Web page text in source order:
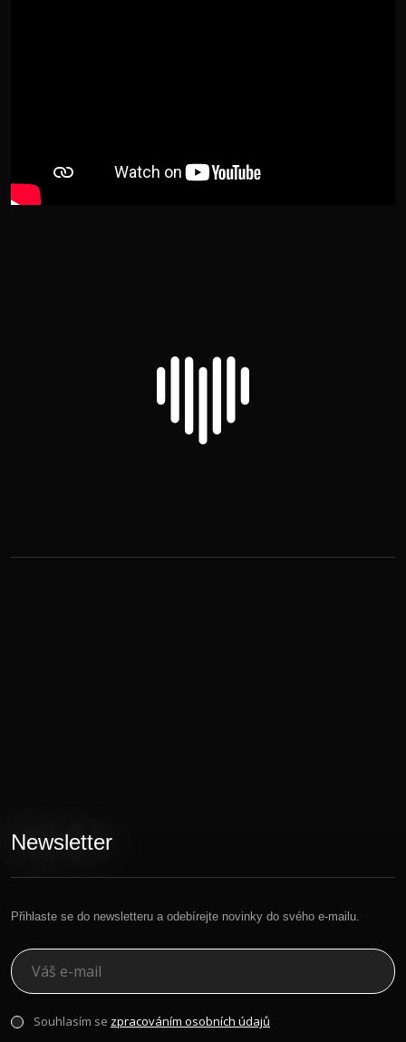
Newsletter
Přihlaste se do newsletteru a odebírejte novinky do svého e-mailu.
Souhlasím se zpracováním osobních údajů